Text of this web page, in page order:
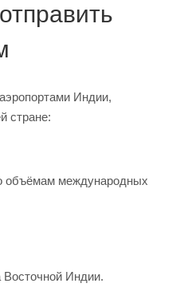
Индии,
стране:
международных
Индии.